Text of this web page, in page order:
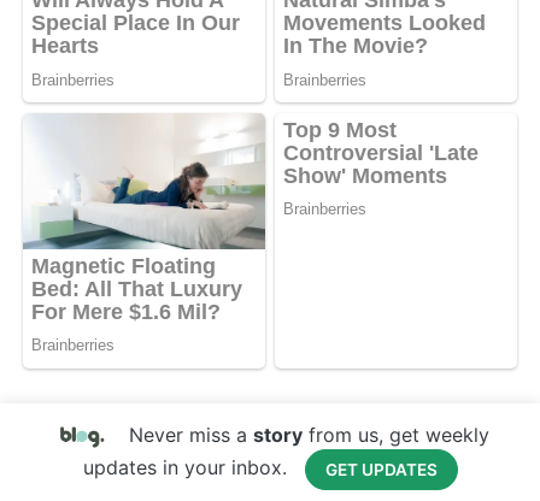
Never miss a story from us, get weekly
updates in your inbox.
GET UPDATES
Copyright © 2017 Your Website Name